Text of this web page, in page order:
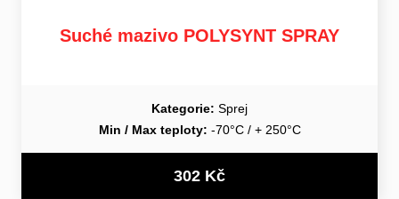
Suché mazivo POLYSYNT SPRAY
Kategorie: Sprej
Min / Max teploty: -70°C / + 250°C
302 Kč